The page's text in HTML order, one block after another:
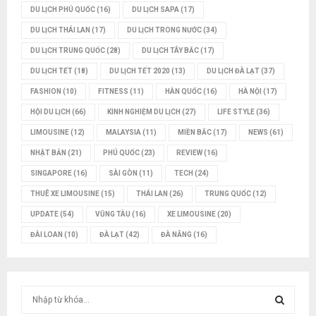
DU LỊCH PHÚ QUỐC(16) DU LỊCH SAPA(17)
DU LỊCH THÁI LAN (17) DU LỊCH TRONG NƯỚC(34)
DU LỊCH TRUNG QUỐC(28) DU LỊCH TÂY BẮC(17)
DU LỊCH TẾT(18) DU LỊCH TẾT 2020 (13) DU LỊCH ĐÀ LẠT(37)
FASHION (10) FITNESS (11) HÀN QUỐC(16) HÀ NỘI (17)
HỘI DU LỊCH (66) KINH NGHIỆM DU LỊCH (27) LIFE STYLE(36)
LIMOUSINE(12) MALAYSIA(11) MIỀN BẮC(17) NEWS (61)
NHẬT BẢN (21) PHÚ QUỐC(23) REVIEW(16)
SINGAPORE(16) SÀI GÒN (11) TECH (24)
THUÊ XE LIMOUSINE(15) THÁI LAN (26) TRUNG QUỐC(12)
UPDATE(54) VŨNG TÀU (16) XE LIMOUSINE(20)
ĐÀI LOAN (10) ĐÀ LẠT(42) ĐÀ NẴNG (16)